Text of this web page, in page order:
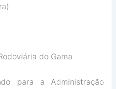
do Gama
para a Administração